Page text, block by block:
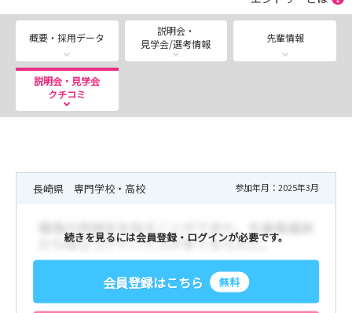
是非お友達と一緒にご参加ください！
概要・採用データ
説明会・
見学会/選考情報
先輩情報
説明会・見学会
クチコミ
長崎県 専門学校・高校 参加年月：2025年3月
続きを見るには会員登録・ログインが必要です。
会員登録はこちら 無料